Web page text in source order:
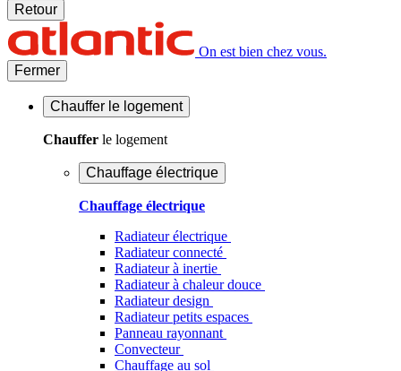
Retour
On est bien chez vous.
Fermer
Chauffer le logement
Chauffer le logement
Chauffage électrique
Chauffage électrique
Radiateur électrique
Radiateur connecté
Radiateur à inertie
Radiateur à chaleur douce
Radiateur design
Radiateur petits espaces
Panneau rayonnant
Convecteur
Chauffage au sol